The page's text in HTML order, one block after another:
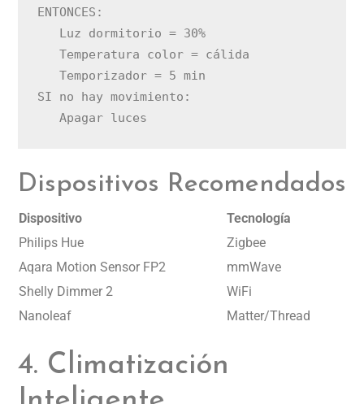
ENTONCES:
   Luz dormitorio = 30%
   Temperatura color = cálida
   Temporizador = 5 min
SI no hay movimiento:
Dispositivos Recomendados
Dispositivo
Tecnología
Philips Hue
Zigbee
Aqara Motion Sensor FP2
mmWave
Shelly Dimmer 2
WiFi
Nanoleaf
Matter/Thread
4. Climatización